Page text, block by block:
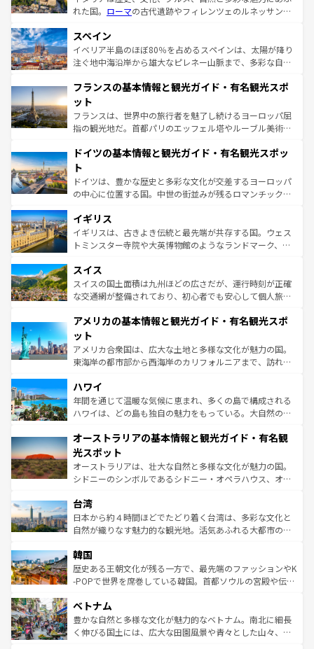
れた国。 ローマの古代遺跡やフィレンツェのルネッサンス
ろん、トスカーナの美しい田園風景やアマルフィ海岸の絶
景など、自然景観も見逃せない。観光の合間には、本場の
ピザやパスタなど、絶品のイタリア料理を堪能することも
ませてくれるイタリアで、忘れられない旅をしてみよう！
なお、新着のイタリア情報は
しい。
スペイン
イベリア半島のほぼ80％を占めるスペインは、太陽が降り
注ぐ地中海沿岸から雄大なピレネー山脈まで、多彩な自然
文化が根付くこの国では、情熱的なフラメンコ、熱気あふ
れる闘牛、そして美味しいタパスが生活の一部となってい
る。首都マドリードの洗練された雰囲気や、バルセロナの
アートに溢れた街角から、地方では古代ローマ遺跡や中世
せる。地方によって風土や気候が異なるスペインはその個
ンテンツ一覧 を参照してほしい。
フランスの基本情報と観光ガイド・有名観光スポ
ット
フランスは、世界中の旅行者を魅了し続けるヨーロッパ屈
指の観光地だ。首都パリのエッフェル塔やルーブル美術館
で、幅広い魅力が詰まっている。華麗な宮殿、歴史的な大
聖堂、美しいビーチ、そして豊かな自然が、訪れる者を心
から魅了する。また、フランスは美食の国としても知ら
れ、フランス料理はユネスコ無形文化遺産にも登録されて
香り高いラベンダー畑など、多彩な楽しみ方が可能だ。さ
らに、パリ以外の地域にも魅力が溢れており、どの街角に
も豊かな歴史と文化が息づいている。パリ以外の個性あふ
を参照してほしい。
ドイツの基本情報と観光ガイド・有名観光スポッ
ト
ドイツは、豊かな歴史と多彩な文化が交差するヨーロッパ
の中心に位置する国。中世の街並みが残るロマンチック街
顔を持つこの国は、どこを歩いても飽きることがない。ベ
ルリンの文化的活気、バイエルン州のアルプスの絶景、そ
してライン川沿いのワイン畑といった風景は必見。ビール
は、お酒好きな人にはぜひ体験してほしい。 なお、新着の
ドイツ情報はコンテンツ一覧を参照してほしい。
イギリス
イギリスは、古きよき伝統と最先端が共存する国。ウェス
トミンスター寺院や大英博物館のようなランドマーク、歴
リアごとに異なる魅力がある。また、優雅なアフタヌーン
ティー、ビール好きにはたまらない英国パブ、サッカー観
戦など、本場だからこそできる体験も豊富。イギリスを旅
ンツ一覧を参照してほしい。
スイス
スイスの国土面積は九州ほどの広さだが、運行時刻が正確
な交通網が整備されており、初心者でも安心して個人旅行
の建物がそのまま残る町や、スイスならではのユニークな
博物館もあり、アルプス観光だけでなく町歩きも満喫する
ことができる。国民の所得が高いため物価も高いが、旅行
者向けの交通パス提供のサービスもあり、うまく活用すれ
着のスイス情報は
アメリカの基本情報と観光ガイド・有名観光スポ
ット
アメリカ合衆国は、広大な土地と多様な文化が魅力の国。
東海岸の都市部から西海岸のカリフォルニアまで、訪れる
のような巨大都市は、観光、ショッピング、エンターテイ
ンメントが詰まった刺激的なスポットだ。一方、アメリカ
西部には大自然が広がり、グランドキャニオンやイエロー
部のニューオーリンズでは、音楽と美食が融合した独特の
文化が魅力。旅行者はアメリカの各地域で異なる魅力を楽
しみながら、その多様性と豊かな歴史を感じることができ
るだろう。車でのロードトリップや列車の旅も、アメリカ
情報は
ハワイ
年間を通じて温暖な気候に恵まれ、多くの島で構成される
ハワイは、どの島も独自の魅力をもっている。大自然の神
ワイ島は見逃せない。また、定番の観光地といえばオアフ
島だが、静かな自然を求めるならマウイ島やカウアイ島が
おすすめ。エメラルドグリーンに輝く海をはじめ、豊かな
文化や歴史が息づいている。「アロハスピリット」と呼ば
人々、おいしいローカルフードやハワイアンミュージッ
ク、伝統的なフラダンスなど、すべてがハワイの魅力を彩
っている。訪れるたびに新しい発見と感動が待っているハ
はコンテンツ一覧
オーストラリアの基本情報と観光ガイド・有名観
光スポット
オーストラリアは、壮大な自然と多様な文化が魅力の国。
シドニーのシンボルであるシドニー・オペラハウス、オー
リアリーフや大陸中央部にそびえるウルル（エアーズロッ
ク）、タスマニアの美しい原生林やケアンズの熱帯雨林な
ど、見どころがたくさん。また、カフェやワイン、オージ
いる。アクティビティも充実しており、サーフィンやダイ
ビング、ハイキングなど、アウトドア好きにはたまらな
い。オーストラリアの多彩な魅力を存分に味わいつくそ
参照してほしい。
台湾
日本から約４時間ほどでたどり着く台湾は、多彩な文化と
自然が織りなす魅力的な観光地。活気あふれる大都市の台
ン）、静ひつな山岳地帯である台湾東部など、都市の喧騒
と山間の静けさが共存しており、訪れる人に新しい発見と
驚きをもたらしてくれる。また、奥深い台湾の食文化も魅
容にもいいと評判のスイーツなど、バラエティ豊かな料理
が味わえる。 なお、新着の台湾情報は コンテンツ一覧を参
照してほしい。
韓国
歴史ある王朝文化が残る一方で、最先端のファッションやK
-POPで世界を席巻している韓国。首都ソウルの宮殿や伝統
き、地方に足を延ばせば四季折々の自然美を楽しむことが
できる。そして、キムチや焼肉、絶品のストリートフード
まで、さまざまな韓国料理が待っている。夜には、韓国な
ベトナム
豊かな自然と多様な文化が魅力的なベトナム。南北に細長
く伸びる国土には、広大な田園風景や青々とした山々、世